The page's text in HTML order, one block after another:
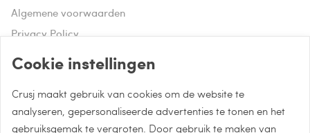
Hulp of advies nodig?
Algemene voorwaarden
Privacy Policy
Cookie instellingen
Crusj maakt gebruik van cookies om de website te
analyseren, gepersonaliseerde advertenties te tonen en het
gebruiksgemak te vergroten. Door gebruik te maken van